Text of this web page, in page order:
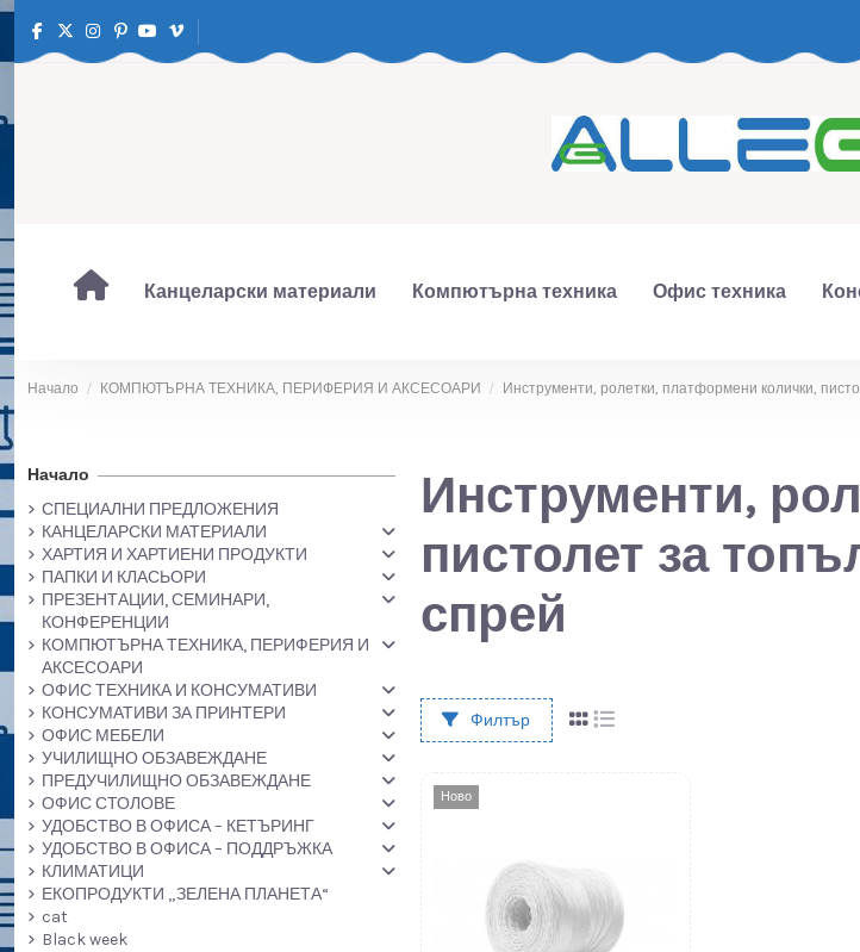
Канцеларски материали Компютърна техника Офис техника
Начало КОМПЮТЪРНА ТЕХНИКА, ПЕРИФЕРИЯ И АКСЕСОАРИ Инструменти, ролетки, платформени колички,
Инструменти,
пистолет за
спрей
Филтър
Ново
Начало
СПЕЦИАЛНИ ПРЕДЛОЖЕНИЯ
КАНЦЕЛАРСКИ МАТЕРИАЛИ
ХАРТИЯ И ХАРТИЕНИ ПРОДУКТИ
ПАПКИ И КЛАСЬОРИ
ПРЕЗЕНТАЦИИ, СЕМИНАРИ,
КОНФЕРЕНЦИИ
КОМПЮТЪРНА ТЕХНИКА, ПЕРИФЕРИЯ И
АКСЕСОАРИ
ОФИС ТЕХНИКА И КОНСУМАТИВИ
КОНСУМАТИВИ ЗА ПРИНТЕРИ
ОФИС МЕБЕЛИ
УЧИЛИЩНО ОБЗАВЕЖДАНЕ
ПРЕДУЧИЛИЩНО ОБЗАВЕЖДАНЕ
ОФИС СТОЛОВЕ
УДОБСТВО В ОФИСА – КЕТЪРИНГ
УДОБСТВО В ОФИСА – ПОДДРЪЖКА
КЛИМАТИЦИ
ЕКОПРОДУКТИ „ЗЕЛЕНА ПЛАНЕТА“
cat
Black week